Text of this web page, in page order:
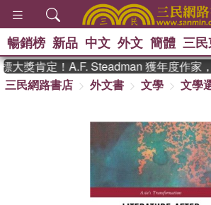
熱搜： 東野圭吾
獎 臺灣漫遊錄
登輝時代 、 數
偉大的迷走神經
暢銷榜 新品 中文 外文 簡體 三
獎肯定！A.F. Steadman 獲年度作家
三民網路書店
外文書 文學
文學